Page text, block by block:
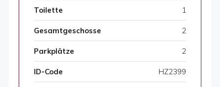
Toilette 1
Gesamtgeschosse 2
Parkplätze 2
ID-Code HZ2399